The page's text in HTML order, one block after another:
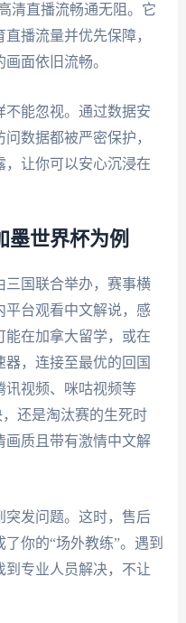
清直播流畅通无阻。它
播流量并优先保障，
面依旧流畅。
不能忽视。通过数据安
数据都被严密保护，
，让你可以安心沉浸在
墨世界杯为例
三国联合举办，赛事横
平台观看中文解说，感
能在加拿大留学，或在
，连接至最优的回国
讯视频、咪咕视频等
还是淘汰赛的生死时
画质且带有激情中文解
突发问题。这时，售后
你的“场外教练”。遇到
专业人员解决，不让